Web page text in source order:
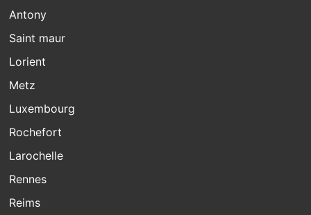
Antony
Saint maur
Lorient
Metz
Luxembourg
Rochefort
Larochelle
Rennes
Reims